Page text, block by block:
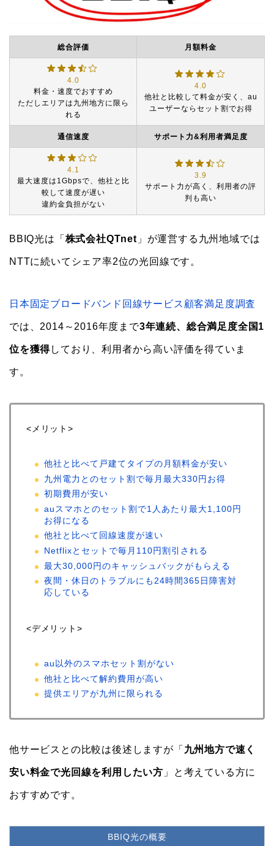
総合評価 月額料金
4.0
料金・速度でおすすめ
ただしエリアは九州地方に限ら
れる
4.0
他社と比較して料金が安く、au
ユーザーならセット割でお得
通信速度 サポート力&利用者満足度
4.1
最大速度は1Gbpsで、他社と比
較して速度が遅い
違約金負担がない
3.9
サポート力が高く、利用者の評
判も高い
BBIQ光は「 株式会社QTnet 」が運営する九州地域では
NTTに続いてシェア率2位の光回線です。
日本固定ブロードバンド回線サービス顧客満足度調査
では、2014～2016年度まで3年連続、総合満足度全国1
位を獲得しており、利用者から高い評価を得ていま
す。
<メリット>
他社と比べて戸建てタイプの月額料金が安い
九州電力とのセット割で毎月最大330円お得
初期費用が安い
auスマホとのセット割で1人あたり最大1,100円
お得になる
他社と比べて回線速度が速い
Netflixとセットで毎月110円割引される
最大30,000円のキャッシュバックがもらえる
夜間・休日のトラブルにも24時間365日障害対
応している
<デメリット>
au以外のスマホセット割がない
他社と比べて解約費用が高い
提供エリアが九州に限られる
他サービスとの比較は後述しますが「 九州地方で速く
安い料金で光回線を利用したい方 」と考えている方に
おすすめです。
BBIQ光の概要